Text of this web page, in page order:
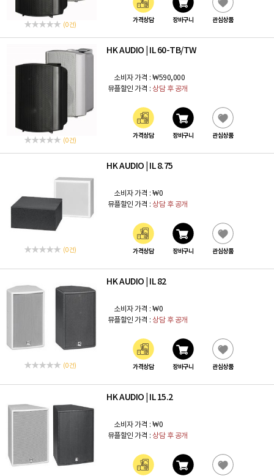
(0 건)
가격상담 장바구니 관심상품
(0 건)
HK AUDIO IL 60-TB/TW
소비자 가격 : ₩590,000
뮤플할인 가격 : 상담 후 공개
가격상담 장바구니 관심상품
(0 건)
HK AUDIO IL 8.75
소비자 가격 : ₩0
뮤플할인 가격 : 상담 후 공개
가격상담 장바구니 관심상품
(0 건)
HK AUDIO IL 82
소비자 가격 : ₩0
뮤플할인 가격 : 상담 후 공개
가격상담 장바구니 관심상품
HK AUDIO IL 15.2
소비자 가격 : ₩0
뮤플할인 가격 : 상담 후 공개